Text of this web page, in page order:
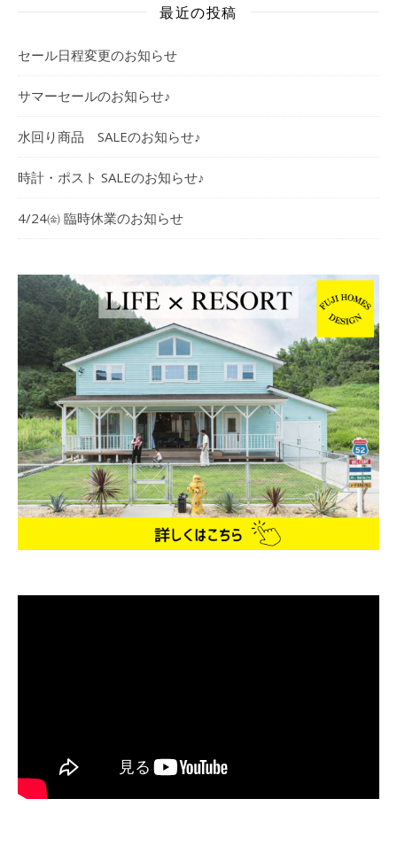
最近の投稿
セール日程変更のお知らせ
サマーセールのお知らせ♪
水回り商品 SALEのお知らせ♪
時計・ポスト SALEのお知らせ♪
4/24㈮ 臨時休業のお知らせ